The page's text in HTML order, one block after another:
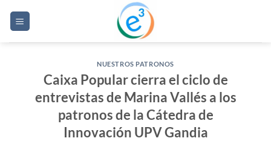
NUESTROS PATRONOS
Caixa Popular cierra el ciclo de
entrevistas de Marina Vallés a los
patronos de la Cátedra de
Innovación UPV Gandia